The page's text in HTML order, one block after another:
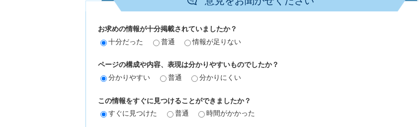
お求めの情報が十分掲載されていましたか？
十分だった
普通 情報が足りない
ページの構成や内容、表現は分かりやすいものでしたか？
分かりやすい
普通 分かりにくい
この情報をすぐに見つけることができましたか？
すぐに見つけた
普通 時間がかかった